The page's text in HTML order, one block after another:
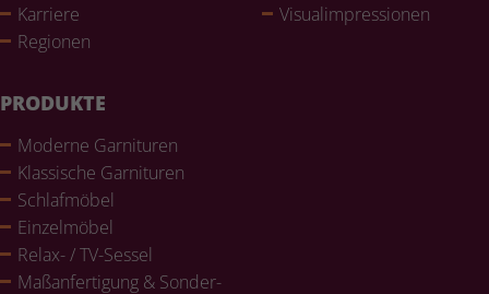
Karriere
Regionen
Visualim­pres­sio­nen
PRODUKTE
Moderne Gar­ni­tu­ren
Klas­si­sche Gar­ni­tu­ren
Schlaf­mö­bel
Ein­zel­mö­bel
Relax- / TV-Sessel
Maß­an­fer­ti­gung & Son­der­